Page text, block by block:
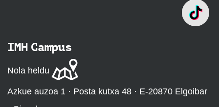
IMH Campus
Nola heldu
Azkue auzoa 1 · Posta kutxa 48 · E-20870 Elgoibar